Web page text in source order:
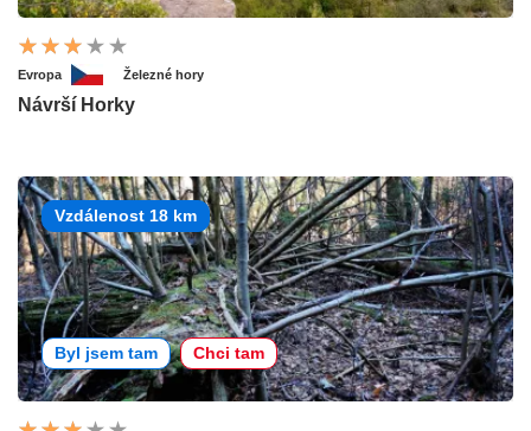
Evropa Železné hory
Návrší Horky
Vzdálenost 18 km
Byl jsem tam Chci tam